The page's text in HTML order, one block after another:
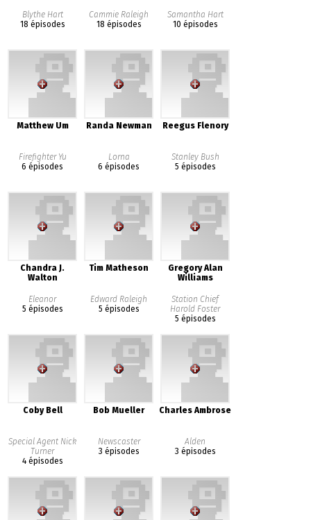
Blythe Hart
18 épisodes
Cammie Raleigh
18 épisodes
Samantha Hart
10 épisodes
Matthew Um
Firefighter Yu
6 épisodes
Randa Newman
Lorna
6 épisodes
Reegus Flenory
Stanley Bush
5 épisodes
Chandra J.
Walton
Eleanor
5 épisodes
Tim Matheson
Edward Raleigh
5 épisodes
Gregory Alan
Williams
Station Chief
Harold Foster
5 épisodes
Coby Bell
Special Agent Nick
Turner
4 épisodes
Bob Mueller
Newscaster
3 épisodes
Charles Ambrose
Alden
3 épisodes